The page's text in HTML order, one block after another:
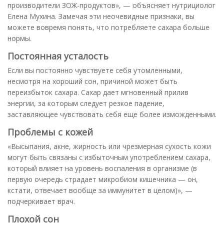
производители ЗОЖ-продуктов», — объясняет нутрициолог
Елена Мухина. Замечая эти неочевидные признаки, вы
можете вовремя понять, что потребляете сахара больше
нормы.
Постоянная усталость
Если вы постоянно чувствуете себя утомленными,
несмотря на хороший сон, причиной может быть
переизбыток сахара. Сахар дает мгновенный прилив
энергии, за которым следует резкое падение,
заставляющее чувствовать себя еще более изможденными.
Проблемы с кожей
«Высыпания, акне, жирность или чрезмерная сухость кожи
могут быть связаны с избыточным употреблением сахара,
который влияет на уровень воспаления в организме (в
первую очередь страдает микробиом кишечника — он,
кстати, отвечает вообще за иммунитет в целом)», —
подчеркивает врач.
Плохой сон